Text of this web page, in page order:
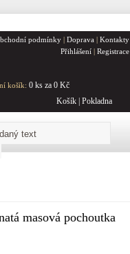
podmínky | Doprava | Kontakty
Přihlášení | Registrace
košík: 0 ks za 0 Kč
Košík
Pokladna
masová pochoutka